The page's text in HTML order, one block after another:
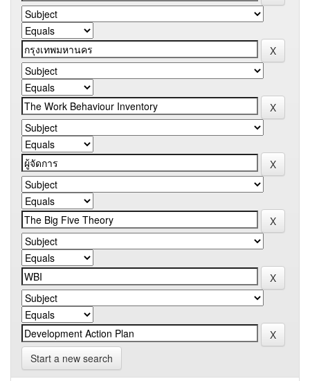
Start a new search